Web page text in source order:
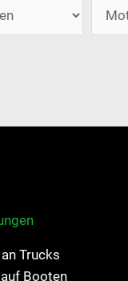
Trucks
Booten